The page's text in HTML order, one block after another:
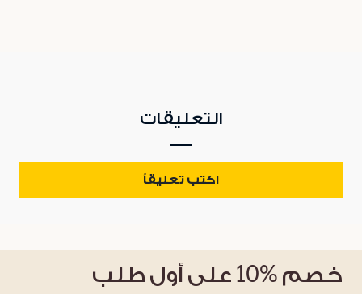
التعليقات
اكتب تعليقاً
خصم %10 على أول طلب